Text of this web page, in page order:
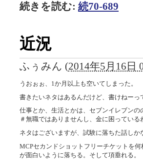
続きを読む: 続70-689
近況
ふぅみん (2014年5月16日
うおぉぉ、1か月以上も空いてしまった。
書きたいネタはあるんだけど、書けねーっ
仕事とか、生活とかは、セブンイレブンの
＃無職ではありませんし、金に困ってい
ネタはございますが、試験に落ちた話しか
MCPセカンドショットフリーチケットを
が面白いように落ちる。そして項垂れる。